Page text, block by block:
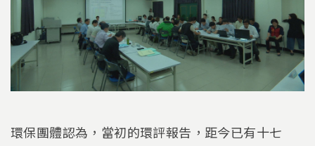
環保團體認為，當初的環評報告，距今已有十七